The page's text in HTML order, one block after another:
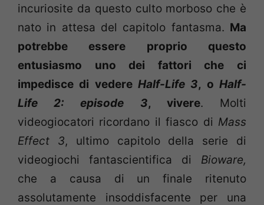
incuriosite da questo culto morboso che è
nato in attesa del capitolo fantasma. Ma
potrebbe essere proprio questo
entusiasmo uno dei fattori che ci
impedisce di vedereHalf-Life 3, oHalf-
Life 2: episode 3, vivere. Molti
videogiocatori ricordano il fiasco di Mass
Effect 3, ultimo capitolo della serie di
videogiochi fantascientifica di Bioware,
che a causa di un finale ritenuto
assolutamente insoddisfacente per una